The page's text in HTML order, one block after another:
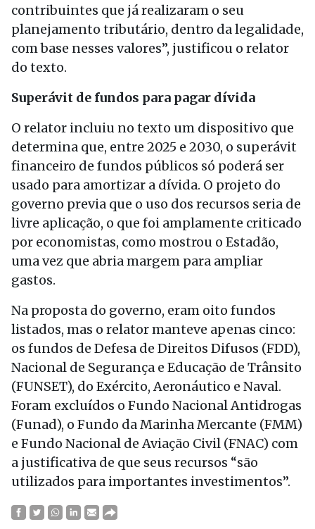
contribuintes que já realizaram o seu
planejamento tributário, dentro da legalidade,
com base nesses valores”, justificou o relator
do texto.
Superávit de fundos para pagar dívida
O relator incluiu no texto um dispositivo que
determina que, entre 2025 e 2030, o superávit
financeiro de fundos públicos só poderá ser
usado para amortizar a dívida. O projeto do
governo previa que o uso dos recursos seria de
livre aplicação, o que foi amplamente criticado
por economistas, como mostrou o Estadão,
uma vez que abria margem para ampliar
gastos.
Na proposta do governo, eram oito fundos
listados, mas o relator manteve apenas cinco:
os fundos de Defesa de Direitos Difusos (FDD),
Nacional de Segurança e Educação de Trânsito
(FUNSET), do Exército, Aeronáutico e Naval.
Foram excluídos o Fundo Nacional Antidrogas
(Funad), o Fundo da Marinha Mercante (FMM)
e Fundo Nacional de Aviação Civil (FNAC) com
a justificativa de que seus recursos “são
utilizados para importantes investimentos”.